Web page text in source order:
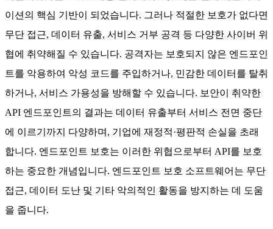
이션의 핵심 기반이 되었습니다. 그러나 적절한 보호가 없다면
무단 접근, 데이터 유출, 서비스 거부 공격 등 다양한 사이버 위
협에 취약해질 수 있습니다. 공격자는 보호되지 않은 엔드포인
트를 악용하여 악성 코드를 주입하거나, 민감한 데이터를 탈취
하거나, 서비스 가용성을 방해할 수 있습니다. 보안이 취약한
API 엔드포인트의 결과는 데이터 유출부터 서비스 전면 중단
에 이르기까지 다양하며, 기업에 재정적·평판적 손실을 초래
합니다. 엔드포인트 보호는 이러한 위협으로부터 API를 보호
하는 중요한 개념입니다. 엔드포인트 보호 소프트웨어는 무단
접근, 데이터 도난 및 기타 악의적인 활동을 방지하는 데 도움
을 줍니다.